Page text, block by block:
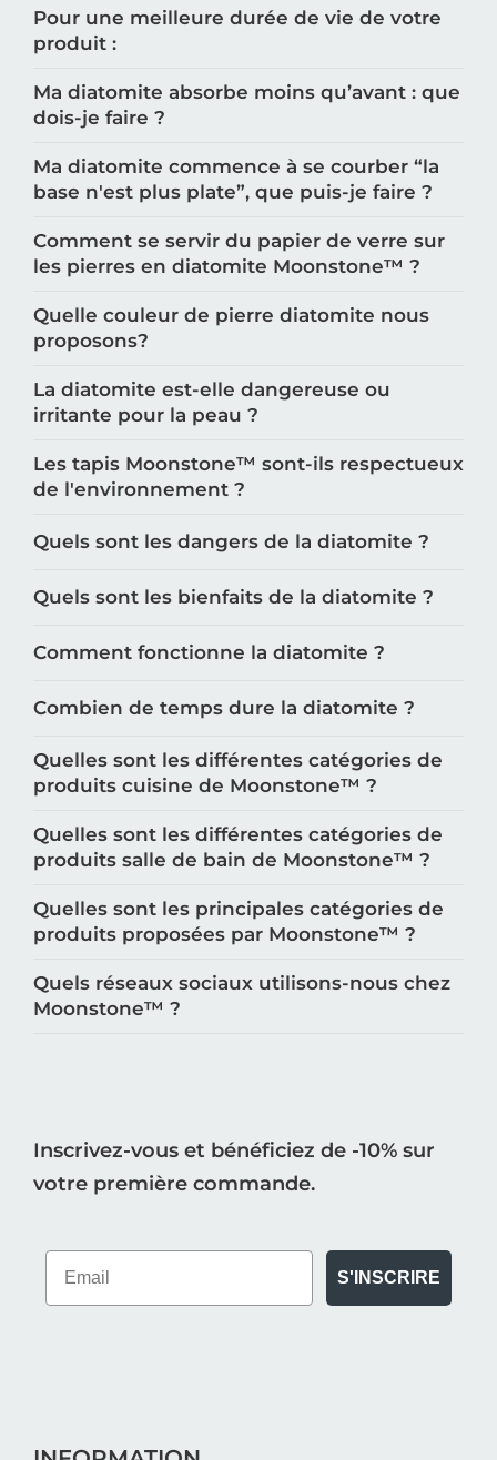
Pour une meilleure durée de vie de votre
produit :
Ma diatomite absorbe moins qu’avant : que
dois-je faire ?
Ma diatomite commence à se courber “la
base n'est plus plate”, que puis-je faire ?
Comment se servir du papier de verre sur
les pierres en diatomite Moonstone™️ ?
Quelle couleur de pierre diatomite nous
proposons?
La diatomite est-elle dangereuse ou
irritante pour la peau ?
Les tapis Moonstone™️ sont-ils respectueux
de l'environnement ?
Quels sont les dangers de la diatomite ?
Quels sont les bienfaits de la diatomite ?
Comment fonctionne la diatomite ?
Combien de temps dure la diatomite ?
Quelles sont les différentes catégories de
produits cuisine de Moonstone™️ ?
Quelles sont les différentes catégories de
produits salle de bain de Moonstone™️ ?
Quelles sont les principales catégories de
produits proposées par Moonstone™️ ?
Quels réseaux sociaux utilisons-nous chez
Moonstone™️ ?
Inscrivez-vous et bénéficiez de -10% sur
votre première commande.
S'INSCRIRE